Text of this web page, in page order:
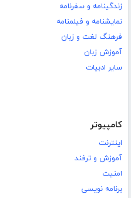
زندگینامه و سفرنامه
نمایشنامه و فیلمنامه
فرهنگ لغت و زبان
آموزش زبان
سایر ادبیات
کامپیوتر
اینترنت
آموزش و ترفند
امنیت
برنامه نویسی